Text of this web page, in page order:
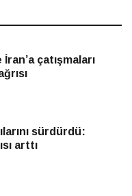
çatışmaları
sürdürdü:
arttı